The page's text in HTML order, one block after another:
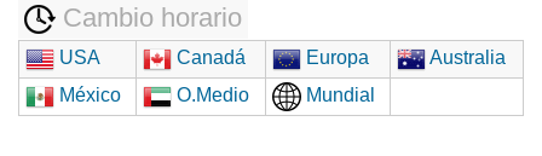
Cambio horario
USA Canadá Europa
Australia
México
O.Medio Mundial